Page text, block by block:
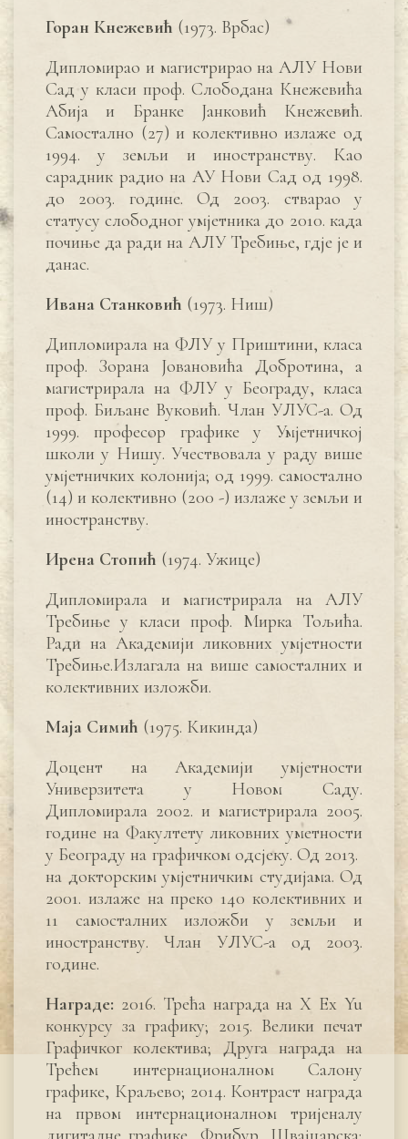
Горан Кнежевић (1973. Врбас)
Дипломирао и магистрирао на АЛУ Нови
Сад у класи проф. Слободана Кнежевића
Абија и Бранке Јанковић Кнежевић.
Самостално (27) и колективно излаже од
1994. у земљи и иностранству. Као
сарадник радио на АУ Нови Сад од 1998.
до 2003. године. Од 2003. стварао у
статусу слободног умјетника до 2010. када
почиње да ради на АЛУ Требиње, гдје је и
данас.
Ивана Станковић (1973. Ниш)
Дипломирала на ФЛУ у Приштини, класа
проф. Зорана Јовановића Добротина, а
магистрирала на ФЛУ у Београду, класа
проф. Биљане Вуковић. Члан УЛУС-а. Од
1999. професор графике у Умјетничкој
школи у Нишу. Учествовала у раду више
умјетничких колонија; од 1999. самостално
(14) и колективно (200 -) излаже у земљи и
иностранству.
Ирена Стопић (1974. Ужице)
Дипломирала и магистрирала на АЛУ
Требиње у класи проф. Мирка Тољића.
Ради на Академији ликовних умјетности
Требиње.Излагала на више самосталних и
колективних изложби.
Маја Симић (1975. Кикинда)
Доцент на Академији умјетности
Универзитета у Новом Саду.
Дипломирала 2002. и магистрирала 2005.
године на Факултету ликовних уметности
у Београду на графичком одсјеку. Од 2013.
на докторским умјетничким студијама. Од
2001. излаже на преко 140 колективних и
11 самосталних изложби у земљи и
иностранству. Члан УЛУС-а од 2003.
године.
Награде: 2016. Трећа награда на X Ex Yu
конкурсу за графику; 2015. Велики печат
Графичког колектива; Друга награда на
Трећем интернационалном Салону
графике, Краљево; 2014. Контраст награда
на првом интернационалном тријеналу